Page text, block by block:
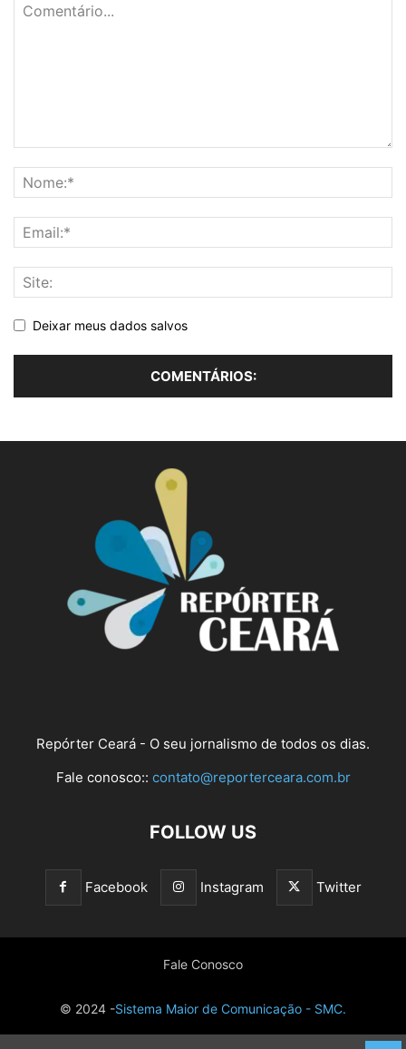
Deixar meus dados salvos
Repórter Ceará - O seu jornalismo de todos os dias.
Fale conosco:: contato@reporterceara.com.br
FOLLOW US
Facebook Instagram Twitter
Fale Conosco
© 2024 -Sistema Maior de Comunicação - SMC.